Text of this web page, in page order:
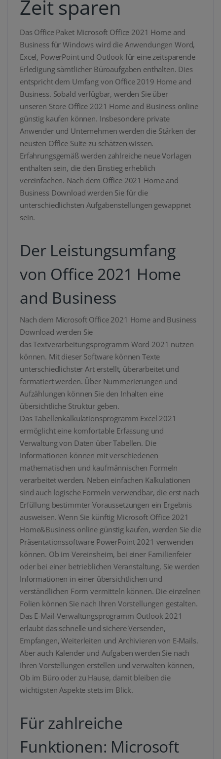
Zeit sparen
Das Office Paket Microsoft Office 2021 Home and
Business für Windows wird die Anwendungen Word,
Excel, PowerPoint und Outlook für eine zeitsparende
Erledigung sämtlicher Büroaufgaben enthalten. Dies
entspricht dem Umfang von Office 2019 Home and
Business. Sobald verfügbar, werden Sie über
unseren Store Office 2021 Home and Business online
günstig kaufen können. Insbesondere private
Anwender und Unternehmen werden die Stärken der
neusten Office Suite zu schätzen wissen.
Erfahrungsgemäß werden zahlreiche neue Vorlagen
enthalten sein, die den Einstieg erheblich
vereinfachen. Nach dem Office 2021 Home and
Business Download werden Sie für die
unterschiedlichsten Aufgabenstellungen gewappnet
sein.
Der Leistungsumfang
von Office 2021 Home
and Business
Nach dem Microsoft Office 2021 Home and Business
Download werden Sie
das Textverarbeitungsprogramm Word 2021 nutzen
können. Mit dieser Software können Texte
unterschiedlichster Art erstellt, überarbeitet und
formatiert werden. Über Nummerierungen und
Aufzählungen können Sie den Inhalten eine
übersichtliche Struktur geben.
Das Tabellenkalkulationsprogramm Excel 2021
ermöglicht eine komfortable Erfassung und
Verwaltung von Daten über Tabellen. Die
Informationen können mit verschiedenen
mathematischen und kaufmännischen Formeln
verarbeitet werden. Neben einfachen Kalkulationen
sind auch logische Formeln verwendbar, die erst nach
Erfüllung bestimmter Voraussetzungen ein Ergebnis
ausweisen. Wenn Sie künftig Microsoft Office 2021
Home&Business online günstig kaufen, werden Sie die
Präsentationssoftware PowerPoint 2021 verwenden
können. Ob im Vereinsheim, bei einer Familienfeier
oder bei einer betrieblichen Veranstaltung, Sie werden
Informationen in einer übersichtlichen und
verständlichen Form vermitteln können. Die einzelnen
Folien können Sie nach Ihren Vorstellungen gestalten.
Das E-Mail-Verwaltungsprogramm Outlook 2021
erlaubt das schnelle und sichere Versenden,
Empfangen, Weiterleiten und Archivieren von E-Mails.
Aber auch Kalender und Aufgaben werden Sie nach
Ihren Vorstellungen erstellen und verwalten können,
Ob im Büro oder zu Hause, damit bleiben die
wichtigsten Aspekte stets im Blick.
Für zahlreiche
Funktionen: Microsoft